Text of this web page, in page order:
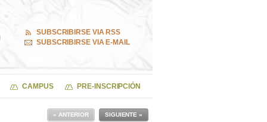
SUBSCRIBIRSE VIA RSS
SUBSCRIBIRSE VIA E-MAIL
CAMPUS PRE-INSCRIPCIÓN
SIGUIENTE »
« ANTERIOR